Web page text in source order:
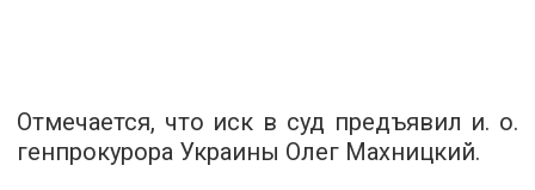
Отмечается, что иск в суд предъявил и. о.
генпрокурора Украины Олег Махницкий.